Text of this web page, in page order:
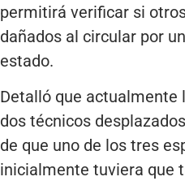
permitirá verificar si
dañados al circular por
estado.
Detalló que actualmente
dos técnicos
de que uno de los tres
inicialmente tuviera que